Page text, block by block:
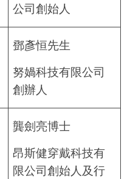
公司創始人
鄧彥恒先生
努媧科技有限公司
創辦人
龔劍亮博士
昂斯健穿戴科技有
限公司創始人及行